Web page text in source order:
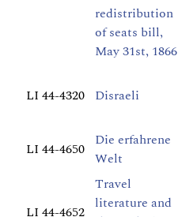
redistribution
of seats bill,
May 31st, 1866
LI 44-4320 Disraeli
LI 44-4650 Die erfahrene
Welt
LI 44-4652
Travel
literature and